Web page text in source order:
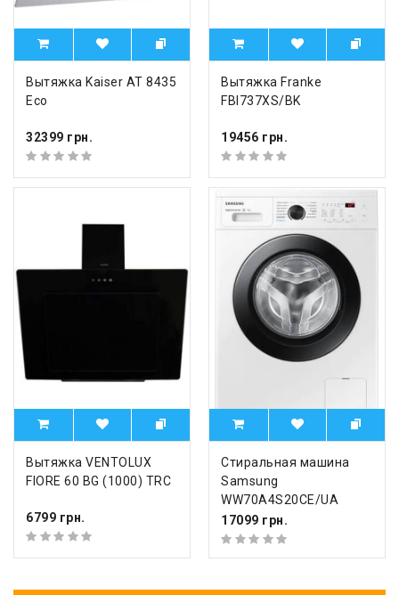
Вытяжка Kaiser AT 8435
Eco
32399 грн.
Вытяжка Franke
FBI737XS/BK
19456 грн.
Вытяжка VENTOLUX
FIORE 60 BG (1000) TRC
6799 грн.
Стиральная машина
Samsung
WW70A4S20CE/UA
17099 грн.